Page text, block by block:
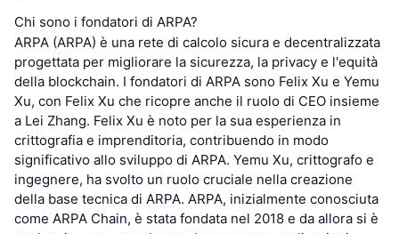
Chi sono i fondatori di ARPA?
ARPA (ARPA) è una rete di calcolo sicura e decentralizzata
progettata per migliorare la sicurezza, la privacy e l'equità
della blockchain. I fondatori di ARPA sono Felix Xu e Yemu
Xu, con Felix Xu che ricopre anche il ruolo di CEO insieme
a Lei Zhang. Felix Xu è noto per la sua esperienza in
crittografia e imprenditoria, contribuendo in modo
significativo allo sviluppo di ARPA. Yemu Xu, crittografo e
ingegnere, ha svolto un ruolo cruciale nella creazione
della base tecnica di ARPA. ARPA, inizialmente conosciuta
come ARPA Chain, è stata fondata nel 2018 e da allora si è